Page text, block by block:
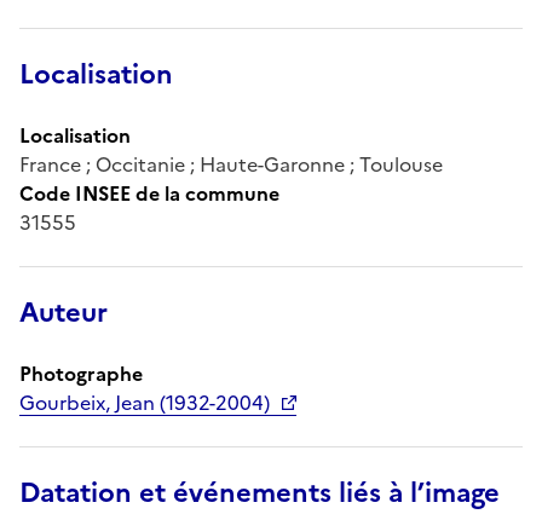
Localisation
Localisation
France ; Occitanie ; Haute-Garonne ; Toulouse
Code INSEE de la commune
31555
Auteur
Photographe
Gourbeix, Jean (1932-2004)
Datation et événements liés à l’image